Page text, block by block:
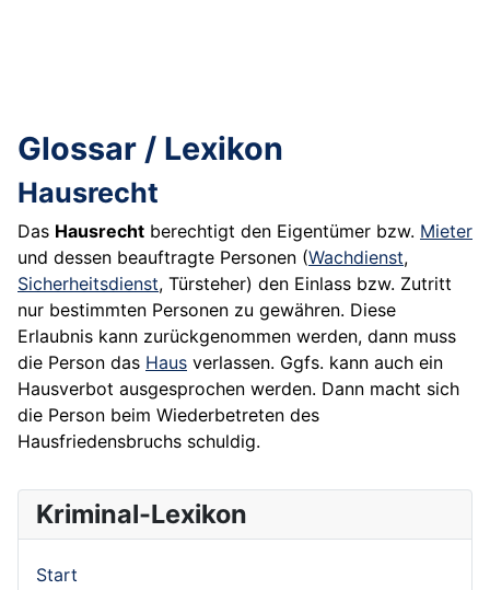
Glossar / Lexikon
Hausrecht
Das Hausrecht berechtigt den Eigentümer bzw. Mieter
und dessen beauftragte Personen (Wachdienst,
Sicherheitsdienst, Türsteher) den Einlass bzw. Zutritt
nur bestimmten Personen zu gewähren. Diese
Erlaubnis kann zurückgenommen werden, dann muss
die Person das Haus verlassen. Ggfs. kann auch ein
Hausverbot ausgesprochen werden. Dann macht sich
die Person beim Wiederbetreten des
Hausfriedensbruchs schuldig.
Kriminal-Lexikon
Start